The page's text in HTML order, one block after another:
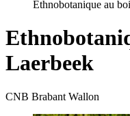
Ethnobotanique au
Laerbeek
CNB Brabant Wallon